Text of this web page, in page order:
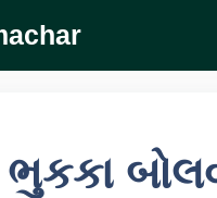
ભુકકા